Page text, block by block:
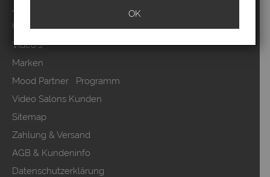
Anmelden
Über uns
Video`s
Marken
Mood Partner Programm
Video Salons Kunden
Sitemap
Zahlung & Versand
AGB & Kundeninfo
Datenschutzerklärung
OK